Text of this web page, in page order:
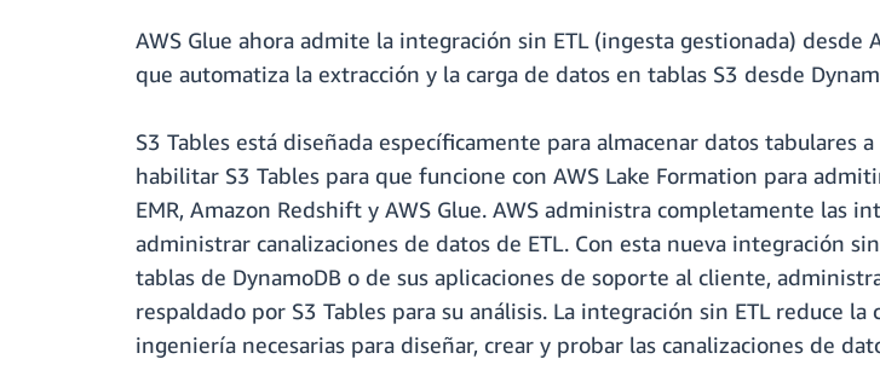
AWS Glue ahora admite la integración sin ETL (ingesta gestionada) desde
que automatiza la extracción y la carga de datos en tablas S3 desde
S3 Tables está diseñada específicamente para almacenar datos tabulares
habilitar S3 Tables para que funcione con AWS Lake Formation para
EMR, Amazon Redshift y AWS Glue. AWS administra completamente las
administrar canalizaciones de datos de ETL. Con esta nueva integración
tablas de DynamoDB o de sus aplicaciones de soporte al cliente,
respaldado por S3 Tables para su análisis. La integración sin ETL reduce
ingeniería necesarias para diseñar, crear y probar las canalizaciones de